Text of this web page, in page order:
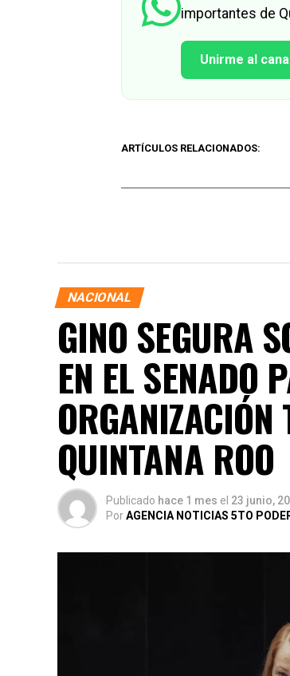
importantes de
Unirme al
ARTÍCULOS RELACIONADOS:
NACIONAL
GINO SEGURA
EN EL SENADO
QUINTANA ROO
Publicado hace 1 mes el 23 junio,
PorAGENCIA NOTICIAS 5TO